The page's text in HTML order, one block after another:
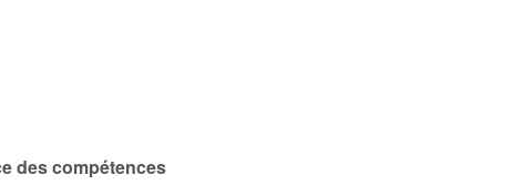
des compétences